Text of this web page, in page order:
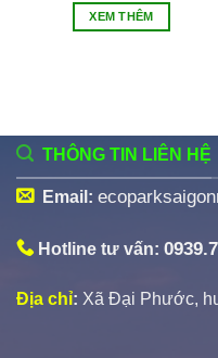
XEM THÊM
THÔNG TIN LIÊN HỆ
Email:
Hotline tư vấn:
Địa chỉ: Xã Đại Phước,